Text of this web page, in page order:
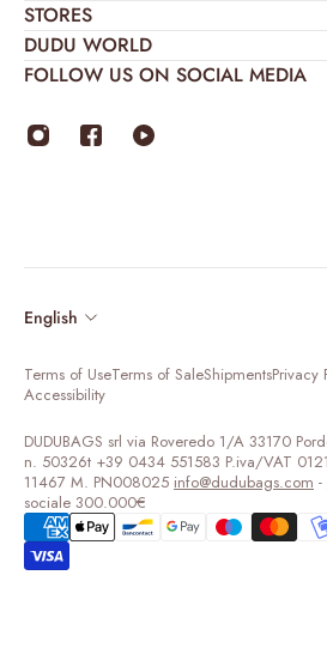
My orders
Customization
FAQ
Right of withdrawal and returns
STORES
Sales points
Showroom
B2B Area
DUDU WORLD
Who we are
Responsible
Product care
FOLLOW US ON SOCIAL MEDIA
English
Terms of UseTerms of SaleShipmentsPrivacy
Accessibility
DUDUBAGS srl via Roveredo 1/A 33170
n. 50326t +39 0434 551583 P.iva/VAT
11467 M. PN008025 info@dudubags.com -
sociale 300.000€